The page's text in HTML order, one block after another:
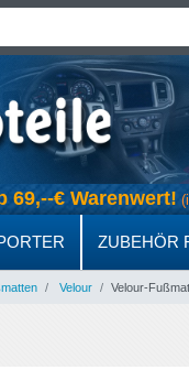
69,--€
ZUBEHÖR
Velour Velour-